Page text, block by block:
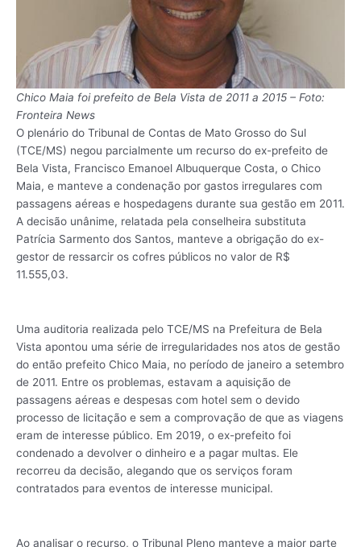
Chico Maia foi prefeito de Bela Vista de 2011 a 2015 – Foto:
Fronteira News
O plenário do Tribunal de Contas de Mato Grosso do Sul
(TCE/MS) negou parcialmente um recurso do ex-prefeito de
Bela Vista, Francisco Emanoel Albuquerque Costa, o Chico
Maia, e manteve a condenação por gastos irregulares com
passagens aéreas e hospedagens durante sua gestão em 2011.
A decisão unânime, relatada pela conselheira substituta
Patrícia Sarmento dos Santos, manteve a obrigação do ex-
gestor de ressarcir os cofres públicos no valor de R$
11.555,03.
Uma auditoria realizada pelo TCE/MS na Prefeitura de Bela
Vista apontou uma série de irregularidades nos atos de gestão
do então prefeito Chico Maia, no período de janeiro a setembro
de 2011. Entre os problemas, estavam a aquisição de
passagens aéreas e despesas com hotel sem o devido
processo de licitação e sem a comprovação de que as viagens
eram de interesse público. Em 2019, o ex-prefeito foi
condenado a devolver o dinheiro e a pagar multas. Ele
recorreu da decisão, alegando que os serviços foram
contratados para eventos de interesse municipal.
Ao analisar o recurso, o Tribunal Pleno manteve a maior parte